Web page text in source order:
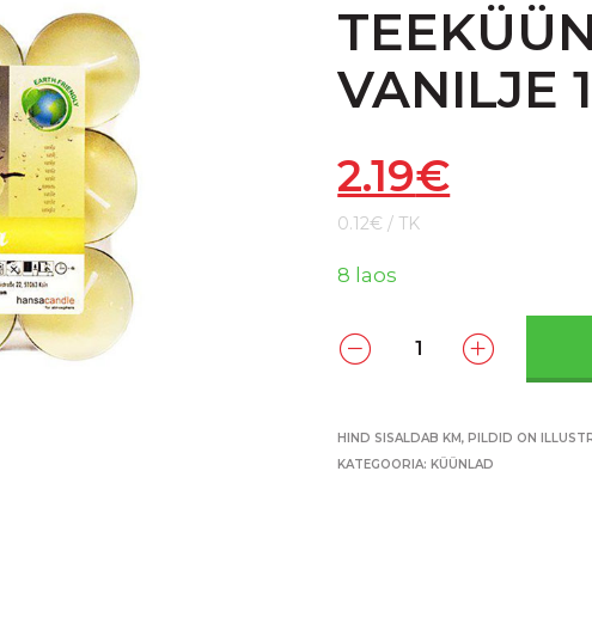
VANILJE
2.19€
0.12€ / TK
8 laos
HIND SISALDAB KM, PILDID ON
KATEGOORIA:KÜÜNLAD